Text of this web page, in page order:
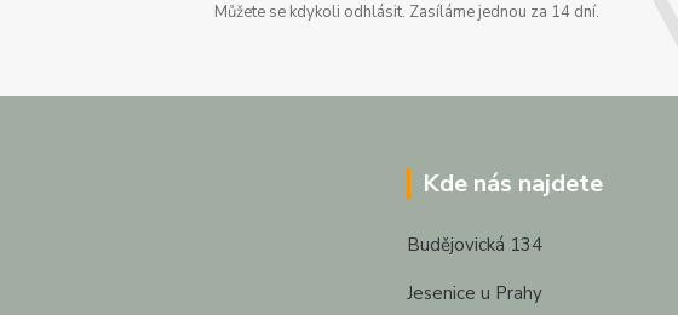
Můžete se kdykoli odhlásit. Zasíláme jednou za 14 dní.
Kde nás najdete
Budějovická 134
Jesenice u Prahy